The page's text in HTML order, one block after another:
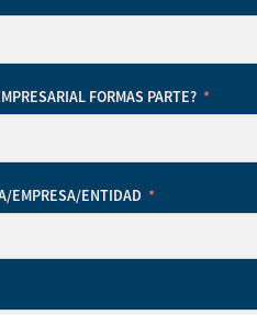
FORMAS PARTE?
EMPRESA/ENTIDAD